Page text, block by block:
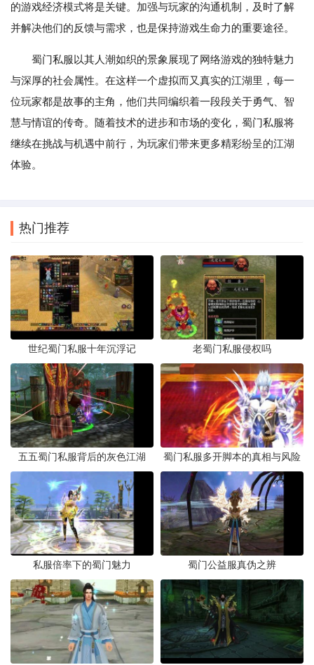
的游戏经济模式将是关键。加强与玩家的沟通机制，及时了解
并解决他们的反馈与需求，也是保持游戏生命力的重要途径。
蜀门私服以其人潮如织的景象展现了网络游戏的独特魅力
与深厚的社会属性。在这样一个虚拟而又真实的江湖里，每一
位玩家都是故事的主角，他们共同编织着一段段关于勇气、智
慧与情谊的传奇。随着技术的进步和市场的变化，蜀门私服将
继续在挑战与机遇中前行，为玩家们带来更多精彩纷呈的江湖
体验。
热门推荐
世纪蜀门私服十年沉浮记 老蜀门私服侵权吗
五五蜀门私服背后的灰色江湖 蜀门私服多开脚本的真相与风险
私服倍率下的蜀门魅力 蜀门公益服真伪之辨